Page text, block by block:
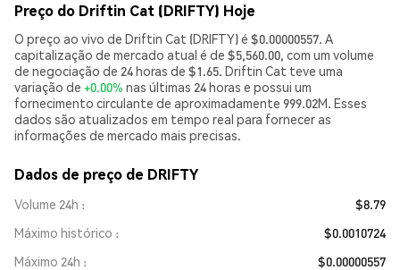
Preço do Driftin Cat (DRIFTY) Hoje
O preço ao vivo de Driftin Cat (DRIFTY) é $0.00000557. A
capitalização de mercado atual é de $5,560.00, com um volume
de negociação de 24 horas de $1.65. Driftin Cat teve uma
variação de +0.00% nas últimas 24 horas e possui um
fornecimento circulante de aproximadamente 999.02M. Esses
dados são atualizados em tempo real para fornecer as
informações de mercado mais precisas.
Dados de preço de DRIFTY
Volume 24h
$8.79
Máximo histórico
$0.0010724
Máximo 24h
$0.00000557